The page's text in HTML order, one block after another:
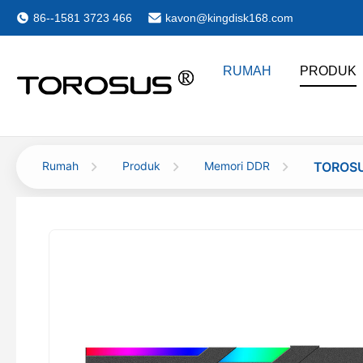
86--1581 3723 466 kavon@kingdisk168.com
RUMAH PRODUK
Rumah Produk Memori DDR